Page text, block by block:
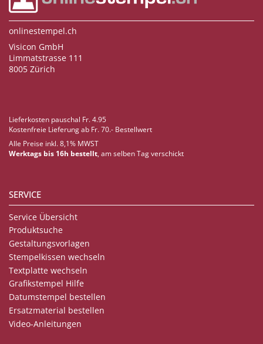
onlinestempel.ch
Visicon GmbH
Limmatstrasse 111
8005 Zürich
Lieferkosten pauschal Fr. 4.95
Kostenfreie Lieferung ab Fr. 70.- Bestellwert
Alle Preise inkl. 8,1% MWST
Werktags bis 16h bestellt, am selben Tag verschickt
SERVICE
Service Übersicht
Produktsuche
Gestaltungsvorlagen
Stempelkissen wechseln
Textplatte wechseln
Grafikstempel Hilfe
Datumstempel bestellen
Ersatzmaterial bestellen
Video-Anleitungen